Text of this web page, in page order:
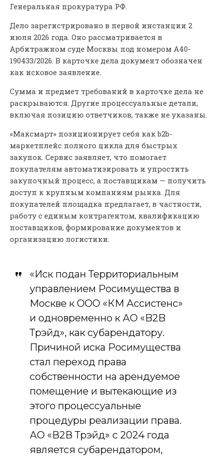
Генеральная прокуратура РФ.
Дело зарегистрировано в первой инстанции 2
июля 2026 года. Оно рассматривается в
Арбитражном суде Москвы под номером А40-
190433/2026. В карточке дела документ обозначен
как исковое заявление.
Сумма и предмет требований в карточке дела не
раскрываются. Другие процессуальные детали,
включая позицию ответчиков, также не указаны.
«Максмарт» позиционирует себя как b2b-
маркетплейс полного цикла для быстрых
закупок. Сервис заявляет, что помогает
покупателям автоматизировать и упростить
закупочный процесс, а поставщикам — получить
доступ к крупным компаниям рынка. Для
покупателей площадка предлагает, в частности,
работу с единым контрагентом, квалификацию
поставщиков, формирование документов и
организацию логистики.
«Иск подан Территориальным
управлением Росимущества в
Москве к ООО «КМ Ассистенс»
и одновременно к АО «B2B
Трэйд», как субарендатору.
Причиной иска Росимущества
стал переход права
собственности на арендуемое
помещение и вытекающие из
этого процессуальные
процедуры реализации права.
АО «В2В Трэйд» с 2024 года
является субарендатором,